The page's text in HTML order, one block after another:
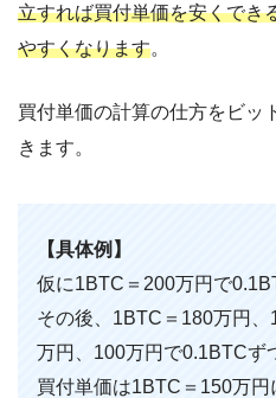
立すれば買付単価を安くでき
やすくなります。
買付単価の計算の仕方をビッ
きます。
【具体例】
仮に1BTC＝200万円で
その後、1BTC＝180万円
万円、100万円で0.1BTCず
買付単価は1BTC＝150万円